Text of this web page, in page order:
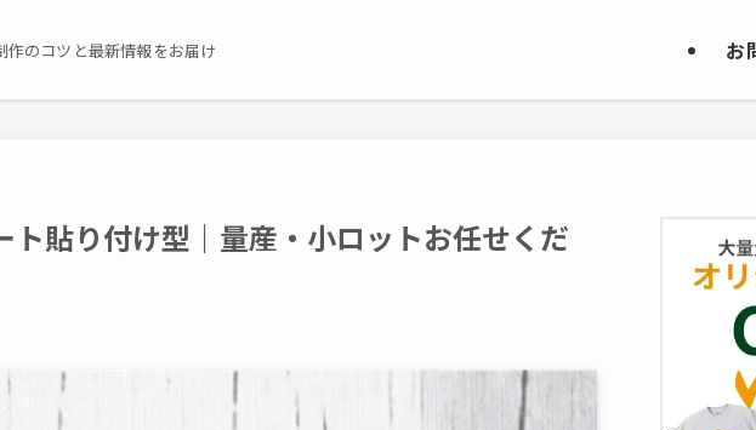
作のコツと最新情報をお届け お
貼り付け型｜量産・小ロットお任せくだ